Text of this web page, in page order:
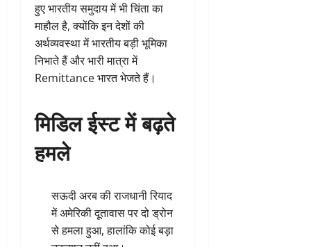
हुए भारतीय समुदाय में भी चिंता का
माहौल है, क्योंकि इन देशों की
अर्थव्यवस्था में भारतीय बड़ी भूमिका
निभाते हैं और भारी मात्रा में
Remittance भारत भेजते हैं।
मिडिल ईस्ट में बढ़ते
हमले
सऊदी अरब की राजधानी रियाद
में अमेरिकी दूतावास पर दो ड्रोन
से हमला हुआ, हालांकि कोई बड़ा